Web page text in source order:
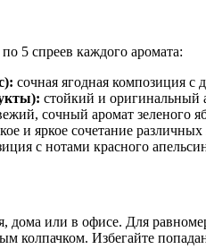
5 спреев каждого аромата:
сочная ягодная композиция
стойкий и оригинальный
сочный аромат зеленого
и яркое сочетание
с нотами красного
дома или в офисе. Для
колпачком. Избегайте